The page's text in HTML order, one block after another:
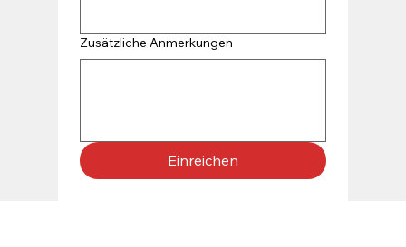
Zusätzliche Anmerkungen
Einreichen